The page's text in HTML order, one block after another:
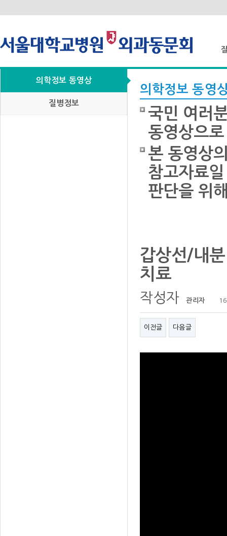
의학정보 동영상
질병정보
의학정보 동영
국민 여러
동영상으
본 동영상
참고자료
판단을 위
갑상선/내
치료
작성자 관리자
이전글 다음글